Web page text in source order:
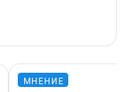
МНЕНИЕ